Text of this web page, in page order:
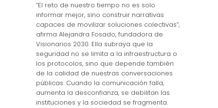
“El reto de nuestro tiempo no es solo
informar mejor, sino construir narrativas
capaces de movilizar soluciones colectivas”,
afirma Alejandra Fosado, fundadora de
Visionarios 2030. Ella subraya que la
seguridad no se limita a la infraestructura o
los protocolos, sino que depende también
de la calidad de nuestras conversaciones
públicas. Cuando la comunicación falla,
aumenta la desconfianza, se debilitan las
instituciones y la sociedad se fragmenta.